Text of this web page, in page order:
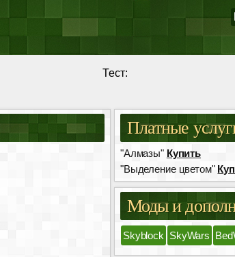
Тест:
Платные
"Алмазы" Купить
"Выделение цветом"
Моды и
Skyblock SkyWars